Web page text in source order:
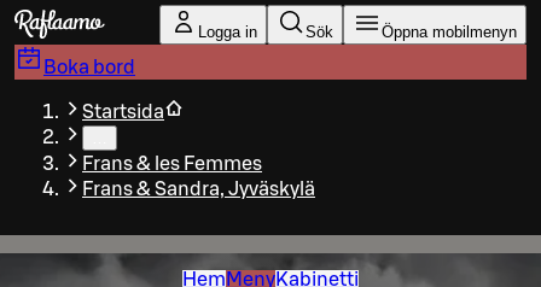
Gå till huvudinnehållet
Logga in Sök Öppna mobilmenyn
Boka bord
Startsida
Frans & les Femmes
Frans & Sandra, Jyväskylä
Hem MenyKabinetti